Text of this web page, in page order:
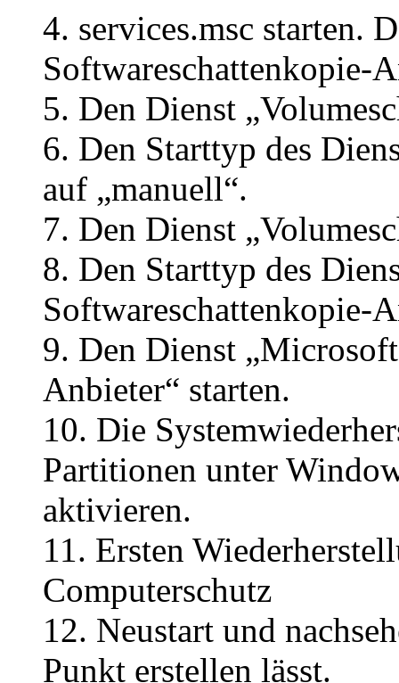
4. services.msc starten.
Softwareschattenkopie-
5. Den Dienst
6. Den Starttyp des
auf „manuell“.
7. Den Dienst
8. Den Starttyp des
Softwareschattenkopie-
9. Den Dienst
Anbieter“ starten.
10. Die
Partitionen unter
aktivieren.
11. Ersten
Computerschutz
12. Neustart und
Punkt erstellen lässt.